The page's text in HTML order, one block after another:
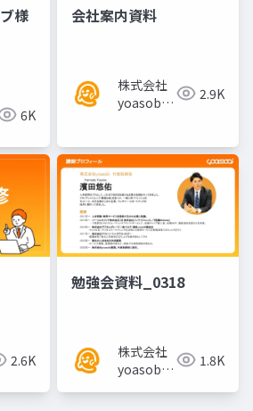
様
6K
会社案内資料
株式会社
yoasobi
2.9K
2.6K
勉強会資料_0318
株式会社
yoasobi
1.8K